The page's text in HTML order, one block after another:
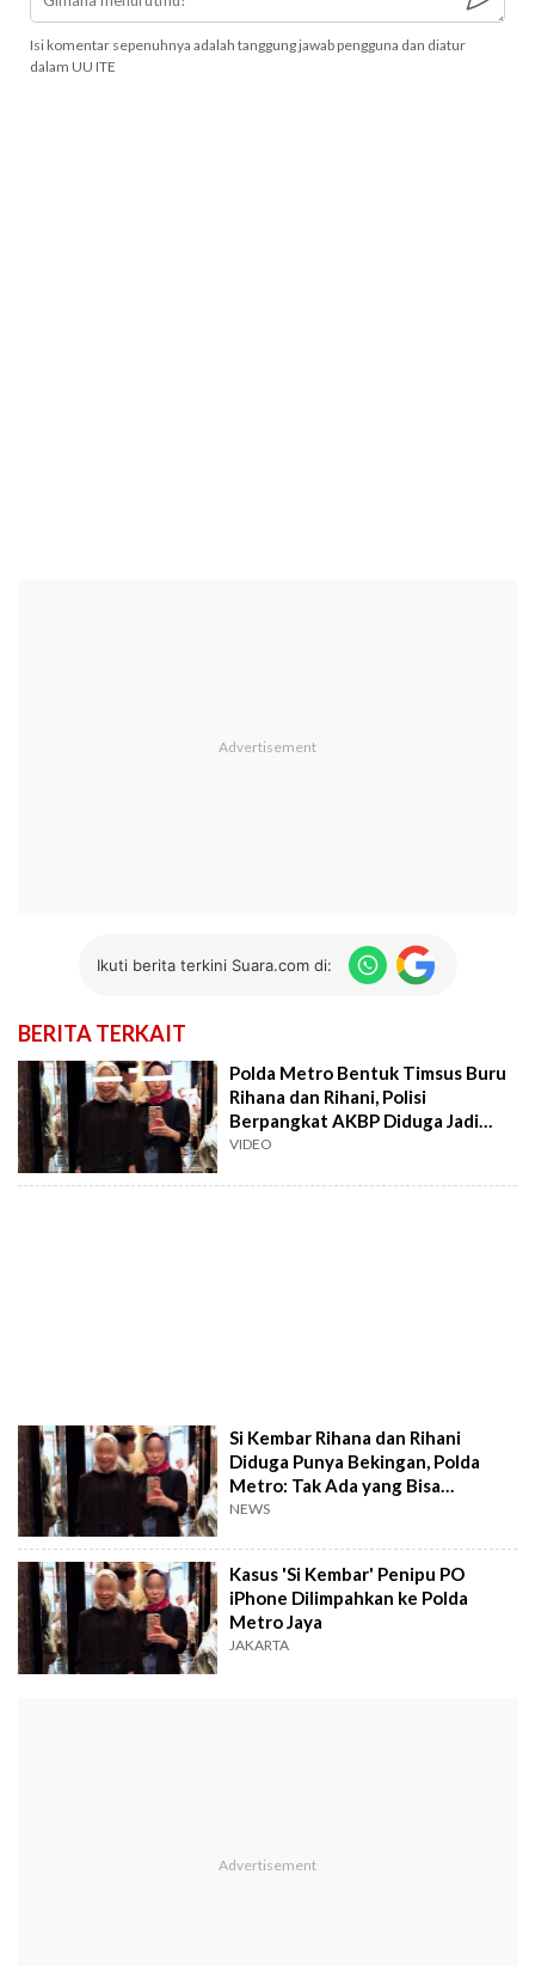
Isi komentar sepenuhnya adalah tanggung jawab pengguna dan diatur
dalam UU ITE
Ikuti berita terkini Suara.com di:
BERITA TERKAIT
Polda Metro Bentuk Timsus Buru
Rihana dan Rihani, Polisi
Berpangkat AKBP Diduga Jadi
Bekingan
VIDEO
Si Kembar Rihana dan Rihani
Diduga Punya Bekingan, Polda
Metro: Tak Ada yang Bisa
Intervensi, Kejar Sampai Dapat!
NEWS
Kasus 'Si Kembar' Penipu PO
iPhone Dilimpahkan ke Polda
Metro Jaya
JAKARTA